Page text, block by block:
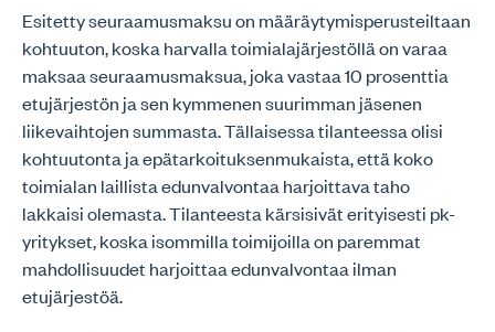
Esitetty seuraamusmaksu on määräytymisperusteiltaan
kohtuuton, koska harvalla toimialajärjestöllä on varaa
maksaa seuraamusmaksua, joka vastaa 10 prosenttia
etujärjestön ja sen kymmenen suurimman jäsenen
liikevaihtojen summasta. Tällaisessa tilanteessa olisi
kohtuutonta ja epätarkoituksenmukaista, että koko
toimialan laillista edunvalvontaa harjoittava taho
lakkaisi olemasta. Tilanteesta kärsisivät erityisesti pk-
yritykset, koska isommilla toimijoilla on paremmat
mahdollisuudet harjoittaa edunvalvontaa ilman
etujärjestöä.